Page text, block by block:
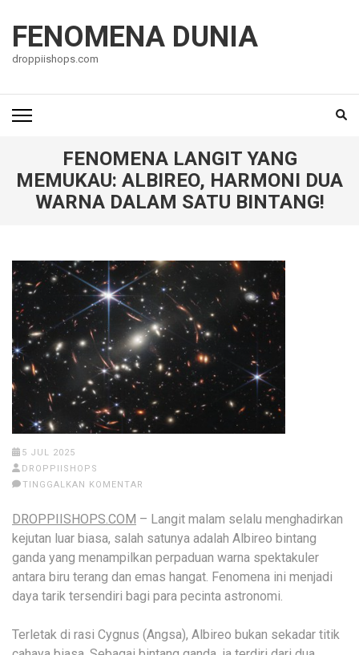
konten
(Tekan
FENOMENA DUNIA
droppiishops.com
FENOMENA LANGIT YANG
MEMUKAU: ALBIREO, HARMONI DUA
WARNA DALAM SATU BINTANG!
5 JUL 2025
DROPPIISHOPS
TINGGALKAN KOMENTAR
DROPPIISHOPS.COM – Langit malam selalu menghadirkan
kejutan luar biasa, salah satunya adalah Albireo bintang
ganda yang menampilkan perpaduan warna spektakuler
antara biru terang dan emas hangat. Fenomena ini menjadi
daya tarik tersendiri bagi para pecinta astronomi.
Terletak di rasi Cygnus (Angsa), Albireo bukan sekadar titik